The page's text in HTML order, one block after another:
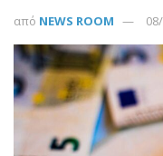
από NEWS ROOM